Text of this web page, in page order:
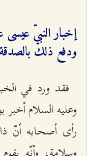
إخبار النبيّ
ودفع ذلك
فقد ورد في
وعليه السلام أخبر
رأى أصحابه أنّ